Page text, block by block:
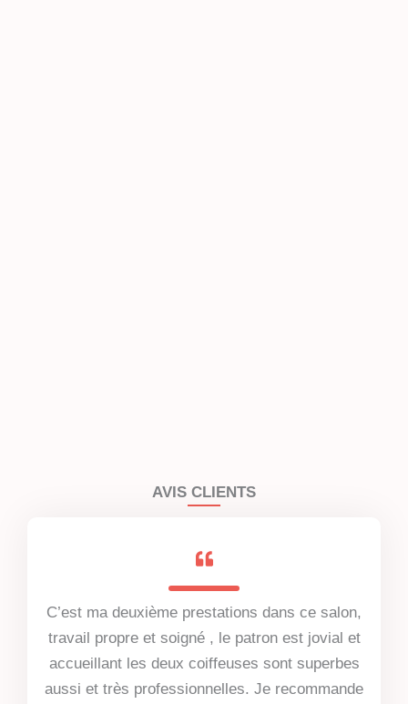
AVIS CLIENTS
C’est ma deuxième prestations dans ce salon,
travail propre et soigné , le patron est jovial et
accueillant les deux coiffeuses sont superbes
aussi et très professionnelles. Je recommande